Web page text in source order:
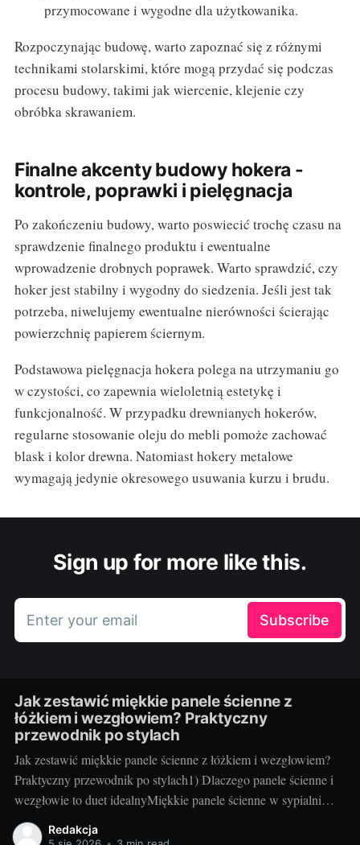
przymocowane i wygodne dla użytkowanika.
Rozpoczynając budowę, warto zapoznać się z różnymi
technikami stolarskimi, które mogą przydać się podczas
procesu budowy, takimi jak wiercenie, klejenie czy
obróbka skrawaniem.
Finalne akcenty budowy hokera -
kontrole, poprawki i pielęgnacja
Po zakończeniu budowy, warto poswiecić trochę czasu na
sprawdzenie finalnego produktu i ewentualne
wprowadzenie drobnych poprawek. Warto sprawdzić, czy
hoker jest stabilny i wygodny do siedzenia. Jeśli jest tak
potrzeba, niwelujemy ewentualne nierówności ścierając
powierzchnię papierem ściernym.
Podstawowa pielęgnacja hokera polega na utrzymaniu go
w czystości, co zapewnia wieloletnią estetykę i
funkcjonalność. W przypadku drewnianych hokerów,
regularne stosowanie oleju do mebli pomoże zachować
blask i kolor drewna. Natomiast hokery metalowe
wymagają jedynie okresowego usuwania kurzu i brudu.
Sign up for more like this.
Enter your email Subscribe
Jak zestawić miękkie panele ścienne z
łóżkiem i wezgłowiem? Praktyczny
przewodnik po stylach
Jak zestawić miękkie panele ścienne z łóżkiem i wezgłowiem?
Praktyczny przewodnik po stylach1) Dlaczego panele ścienne i
wezgłowie to duet idealnyMiękkie panele ścienne w sypialni
robią dwie rzeczy naraz: budują przytulny klimat i działają
praktycznie. Tłumią hałas, ocieplają ścianę odczuwalnie w
Redakcja